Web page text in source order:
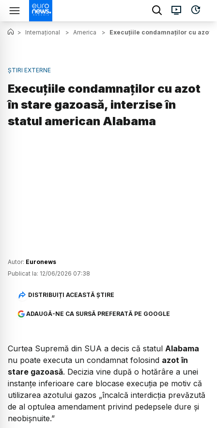
> Internațional > America > Execuțiile condamnaților cu azot
ȘTIRI EXTERNE
Execuțiile condamnaților cu azot
în stare gazoasă, interzise în
statul american Alabama
Autor: Euronews
Publicat la: 12/06/2026 07:38
DISTRIBUIȚI ACEASTĂ ȘTIRE
ADAUGĂ-NE CA SURSĂ PREFERATĂ PE GOOGLE
Curtea Supremă din SUA a decis că statul Alabama
nu poate executa un condamnat folosind azot în
stare gazoasă. Decizia vine după o hotărâre a unei
instanțe inferioare care blocase execuția pe motiv că
utilizarea azotului gazos „încalcă interdicția prevăzută
de al optulea amendament privind pedepsele dure și
neobișnuite.”